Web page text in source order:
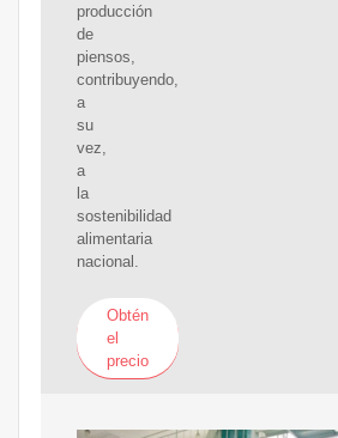
producción
de
piensos,
contribuyendo,
a
su
vez,
a
la
sostenibilidad
alimentaria
nacional.
Obtén
el
precio